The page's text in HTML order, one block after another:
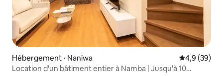
Hébergement ⋅ Naniwa Évaluation
4,9 (39)
Location d'un bâtiment entier à Namba | Jusqu'à 10